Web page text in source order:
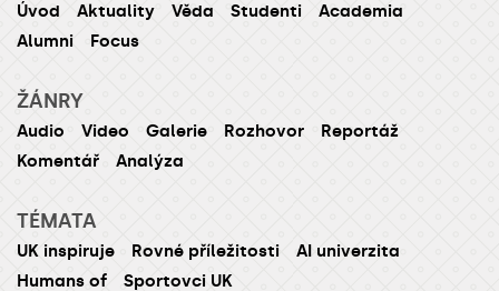
Úvod Aktuality Věda Studenti
Academia
Alumni
Focus
ŽÁNRY
Audio Video Galerie Rozhovor
Reportáž
Komentář
Analýza
TÉMATA
UK inspiruje Rovné příležitosti
AI univerzita
Humans of
Sportovci UK